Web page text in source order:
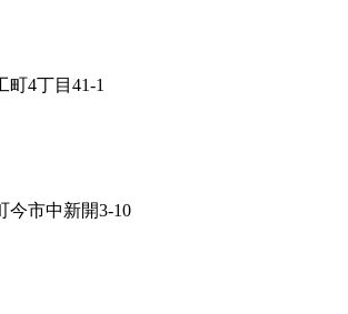
町4丁目41-1
今市中新開3-10